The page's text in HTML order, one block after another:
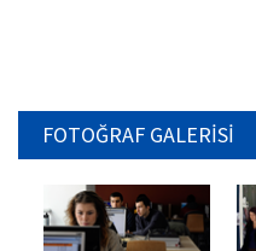
FOTOĞRAF GALERİSİ